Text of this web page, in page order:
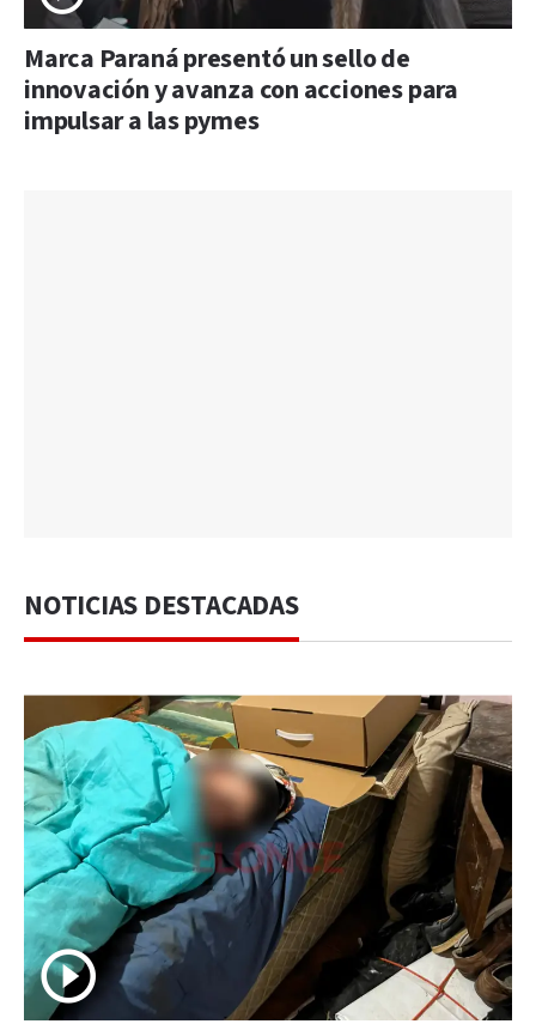
Marca Paraná presentó un sello de
innovación y avanza con acciones para
impulsar a las pymes
NOTICIAS DESTACADAS